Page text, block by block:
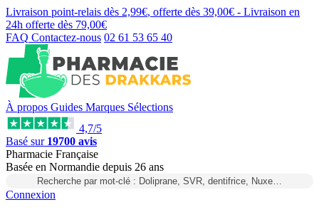
Livraison point-relais dès 2,99€, offerte dès 39,00€ - Livraison en
24h offerte dès 79,00€
FAQ Contactez-nous 02 61 53 65 40
À propos Guides Marques Sélections
4,7/5
Basé sur 19700 avis
Pharmacie Française
Basée en Normandie depuis 26 ans
Recherche par mot-clé : Doliprane, SVR, dentifrice, Nuxe…
Connexion